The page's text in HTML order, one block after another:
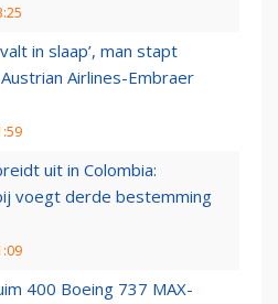
in slaap’, man stapt
Airlines-Embraer
uit in Colombia:
voegt derde bestemming
400 Boeing 737 MAX-